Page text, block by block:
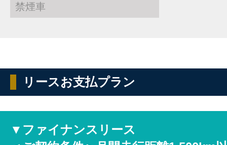
禁煙車
リースお支払プラン
▼ファイナンスリース